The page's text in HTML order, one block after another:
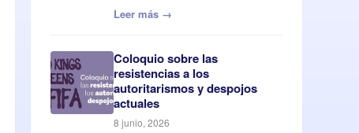
Leer más →
Coloquio sobre las
resistencias a los
autoritarismos y despojos
actuales
8 junio, 2026